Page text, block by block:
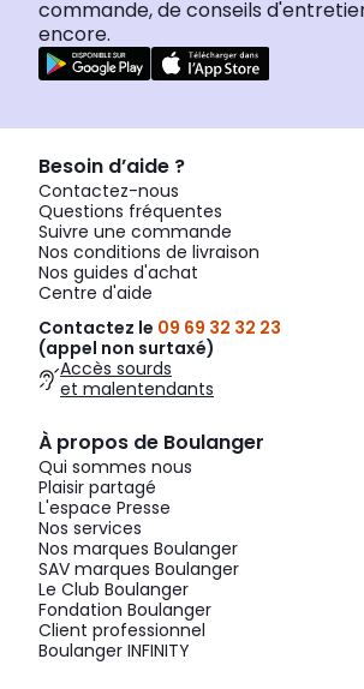
commande, de conseils
encore.
Besoin d’aide ?
Contactez-nous
Questions fréquentes
Suivre une commande
Nos conditions de livraison
Nos guides d'achat
Centre d'aide
Contactez le 09 69 32 32 23
(appel non surtaxé)
Accès sourds
et malentendants
À propos de Boulanger
Qui sommes nous
Plaisir partagé
L'espace Presse
Nos services
Nos marques Boulanger
SAV marques Boulanger
Le Club Boulanger
Fondation Boulanger
Client professionnel
Boulanger INFINITY